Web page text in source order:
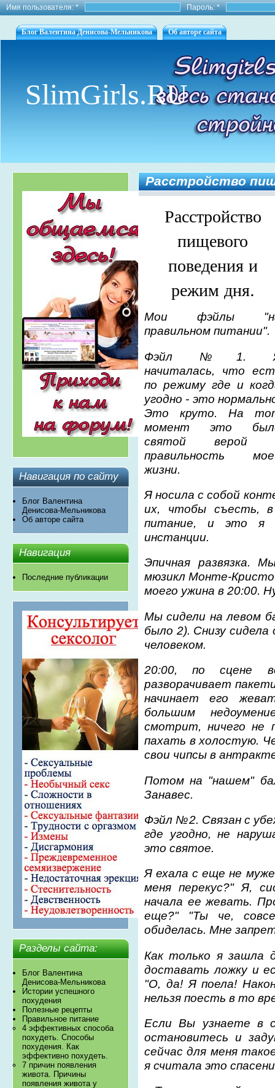
Имя пользователя:* Пароль:*
Блог Валентина Денисова-Мельникова Об авторе сайта
SlimGirls.RU
Навигация по сайту
Блог Валентина
Денисова-Мельникова
Об авторе сайта
Навигация
Последние публикации
Разделы сайта:
Блог Валентина
Денисова-Мельникова
Истории успешного
похудения
Полезные рецепты
Правильное питание
4 эффективных способа
похудеть. Способы
похудения. Как
эффективно похудеть.
7 причин появления
живота. Причины
появления живота у
Расстройство
Расстройство
пищевого
поведения и
режим дня.
Мои фэйлы
правильном питании".
Фэйл №1.
начиталась, что
по режиму где и
угодно - это
Это круто. На
момент это
святой верой
правильность
жизни.
Я носила с собой
их, чтобы съесть,
питание, и это я
инстанции.
Эпичная развязка.
мюзикл Монте-
моего ужина в 20:00.
Мы сидели на левом
было 2). Снизу
человеком.
20:00, по сцене
разворачивает
начинает его
большим
смотрит, ничего не
пахать в холостую.
свои чипсы в
Потом на "нашем"
Занавес.
Фэйл №2. Связан с
где угодно, не
это святое.
Я ехала с еще не
меня перекус?" Я,
начала ее жевать.
еще?" "Ты че,
обиделась. Мне
Как только я зашла
доставать ложку и
"О, да! Я поела!
нельзя поесть в то
Если Вы узнаете в
остановитесь и
сейчас для меня
я считала это